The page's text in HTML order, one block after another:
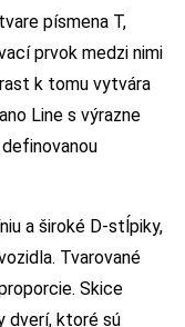
písmena T,
prvok medzi nimi
k tomu vytvára
Line s výrazne
a široké D-stĺpiky,
Tvarované
Skice
dverí, ktoré sú